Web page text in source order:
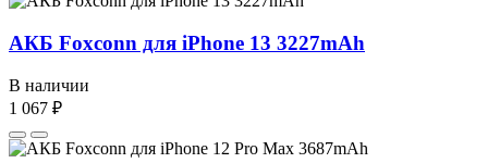
АКБ Foxconn для iPhone 13 3227mAh
В наличии
1 067 ₽